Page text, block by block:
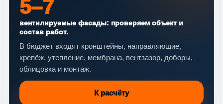
5–7
вентилируемые фасады: проверяем объект и
состав работ.
В бюджет входят кронштейны, направляющие,
крепёж, утепление, мембрана, вентзазор, доборы,
облицовка и монтаж.
К расчёту